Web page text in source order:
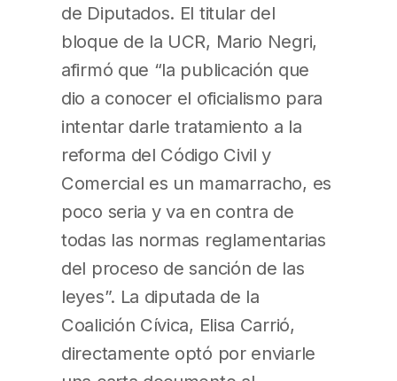
de Diputados. El titular del
bloque de la UCR, Mario Negri,
afirmó que “la publicación que
dio a conocer el oficialismo para
intentar darle tratamiento a la
reforma del Código Civil y
Comercial es un mamarracho, es
poco seria y va en contra de
todas las normas reglamentarias
del proceso de sanción de las
leyes”. La diputada de la
Coalición Cívica, Elisa Carrió,
directamente optó por enviarle